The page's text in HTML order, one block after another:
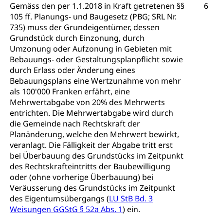
Gemäss den per 1.1.2018 in Kraft getretenen §§
105 ff. Planungs- und Baugesetz (PBG; SRL Nr.
735) muss der Grundeigentümer, dessen
Grundstück durch Einzonung, durch
Umzonung oder Aufzonung in Gebieten mit
Bebauungs- oder Gestaltungsplanpflicht sowie
durch Erlass oder Änderung eines
Bebauungsplans eine Wertzunahme von mehr
als 100'000 Franken erfährt, eine
Mehrwertabgabe von 20% des Mehrwerts
entrichten. Die Mehrwertabgabe wird durch
die Gemeinde nach Rechtskraft der
Planänderung, welche den Mehrwert bewirkt,
veranlagt. Die Fälligkeit der Abgabe tritt erst
bei Überbauung des Grundstücks im Zeitpunkt
des Rechtskrafteintritts der Baubewilligung
oder (ohne vorherige Überbauung) bei
Veräusserung des Grundstücks im Zeitpunkt
des Eigentumsübergangs (LU StB Bd. 3
Weisungen GGStG § 52a Abs. 1) ein.
6